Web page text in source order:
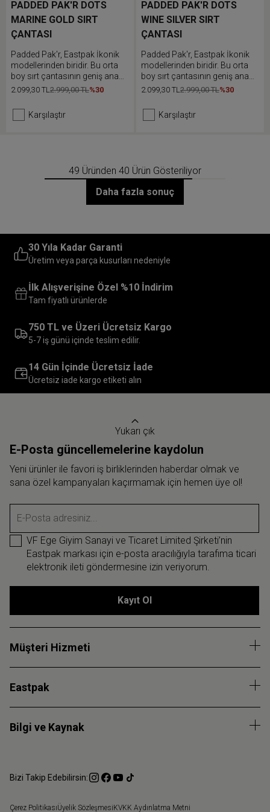
PADDED PAK'R DOTS
MARINE GOLD SIRT
ÇANTASI
Padded Pak'r, Eastpak İkonik
modellerinden biridir. Bu orta
boy sırt çantasının geniş ana
bölmesi ve ön cebi bulunur.
günlük kullanımda ekstra
konfor sunar.
2.099,30 TL2.999,00 TL%30
Karşılaştır
PADDED PAK'R DOTS
WINE SILVER SIRT
ÇANTASI
Padded Pak'r, Eastpak İkonik
modellerinden biridir. Bu orta
boy sırt çantasının geniş ana
bölmesi ve ön cebi bulunur.
günlük kullanımda ekstra
konfor sunar.
2.099,30 TL2.999,00 TL%30
Karşılaştır
49 Üründen 40 Ürün Gösteriliyor
Daha fazla sonuç
30 Yıla Kadar Garanti
Üretim veya parça kusurları nedeniyle
İlk Alışverişine Özel %10 İndirim
Tam fiyatlı ürünlerde
750 TL ve Üzeri Ücretsiz Kargo
5-7 iş günü içinde teslim edilir.
14 Gün İçinde Ücretsiz İade
Ücretsiz iade kargo etiketi alın
Yukarı çık
E-Posta güncellemelerine kaydolun
Yeni ürünler ile favori iş birliklerinden haberdar olmak ve
sana özel kampanyaları kaçırmamak için hemen üye ol!
E-Posta adresiniz...
VF Ege Giyim Sanayi ve Ticaret Limited Şirketi’nin
Eastpak markası için e-posta aracılığıyla tarafıma ticari
elektronik ileti göndermesine izin veriyorum.
Kayıt Ol
Müşteri Hizmeti
Eastpak
Bilgi ve Kaynak
Bizi Takip Edebilirsin:
Çerez PolitikasıÜyelik SözleşmesiKVKK Aydınlatma Metni